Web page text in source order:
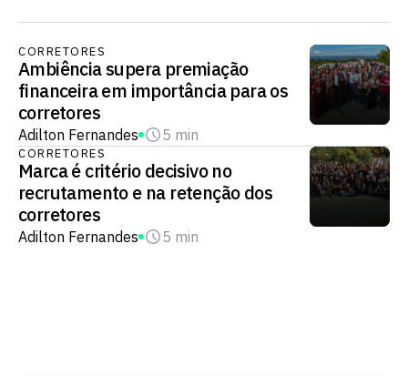
CORRETORES
Ambiência supera premiação
financeira em importância para os
corretores
Adilton Fernandes 5 min
CORRETORES
Marca é critério decisivo no
recrutamento e na retenção dos
corretores
Adilton Fernandes 5 min